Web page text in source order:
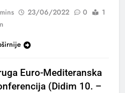
23/06/2022 0
1
Euro-Mediteranska
(Didim 10. –